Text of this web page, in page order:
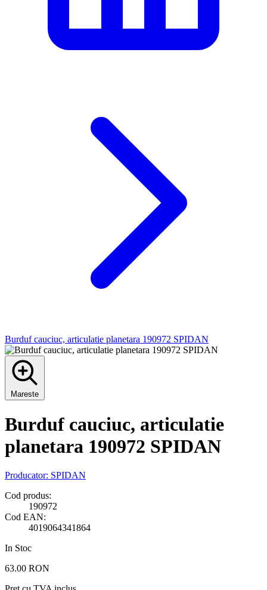
Burduf cauciuc, articulatie planetara 190972 SPIDAN
Mareste
Burduf cauciuc, articulatie
planetara 190972 SPIDAN
Producator: SPIDAN
Cod produs:
190972
Cod EAN:
4019064341864
In Stoc
63.00 RON